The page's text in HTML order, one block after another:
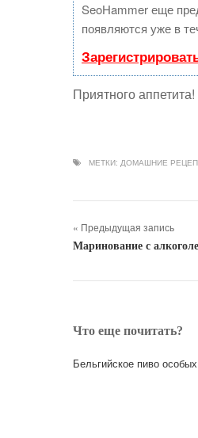
SeoHammer еще
появляются уже в
Приятного
МЕТКИ: ДОМАШНИЕ
« Предыдущая запись
Маринование с
Что еще почитать?
Бельгийское пиво